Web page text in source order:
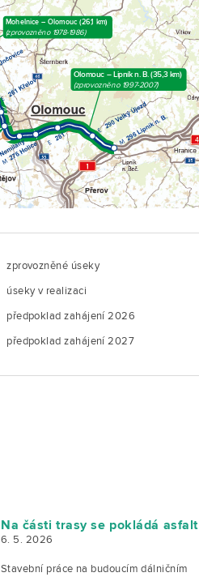
Olomouc – Lipník n. B. (35,3 km)
(zprovozněno 1997-2007)
Mohelnice – Olomouc (26,1 km)
(zprovozněno 1978-1986)
zprovozněné úseky
úseky v realizaci
předpoklad zahájení 2026
předpoklad zahájení 2027
Na části trasy se pokládá asfalt
6. 5. 2026
Stavební práce na budoucím dálničním